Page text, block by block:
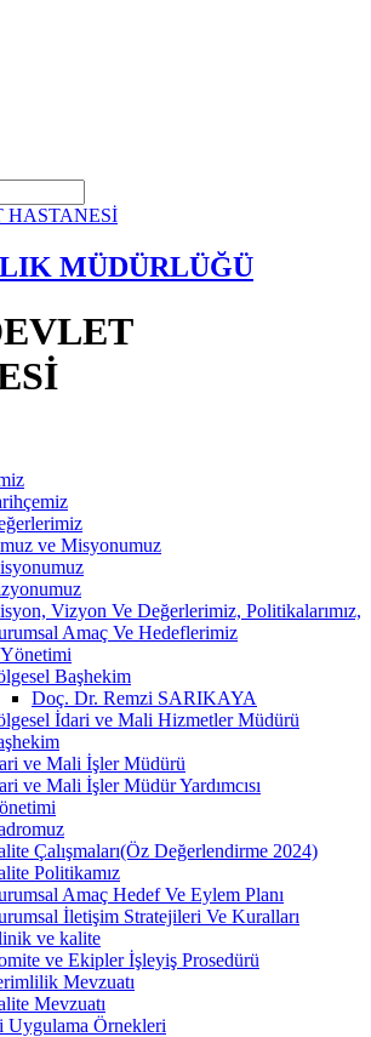
MÜDÜRLÜĞÜ
ve Misyonumuz
Vizyon Ve Değerlerimiz, Politikalarımız,
Amaç Ve Hedeflerimiz
Başhekim
Doç. Dr. Remzi SARIKAYA
İdari ve Mali Hizmetler Müdürü
ve Mali İşler Müdürü
ve Mali İşler Müdür Yardımcısı
Çalışmaları(Öz Değerlendirme 2024)
Politikamız
Amaç Hedef Ve Eylem Planı
İletişim Stratejileri Ve Kuralları
ve kalite
ve Ekipler İşleyiş Prosedürü
Mevzuatı
Mevzuatı
Uygulama Örnekleri